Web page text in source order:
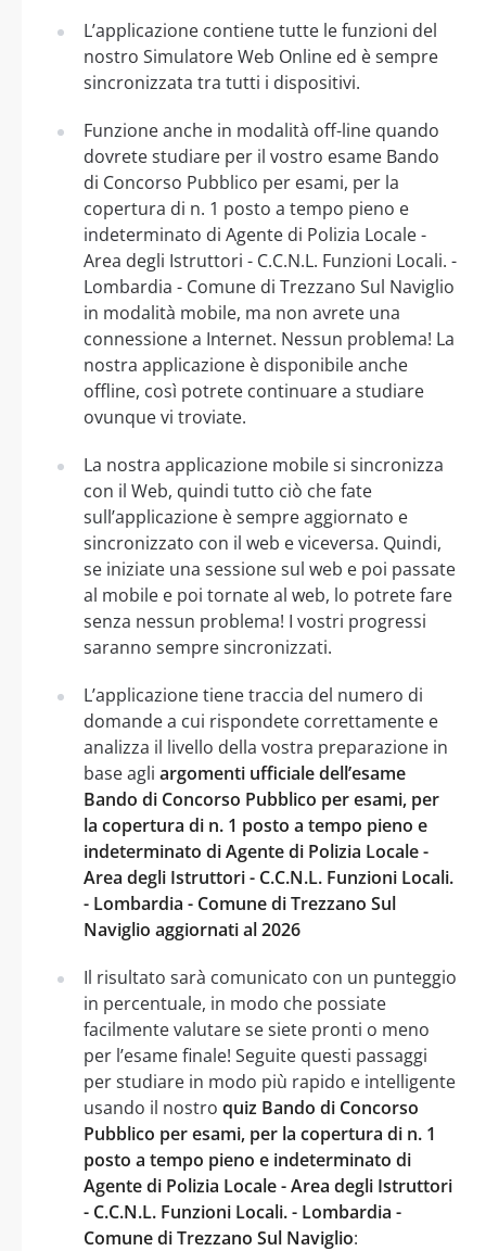
L’applicazione contiene tutte le funzioni del
nostro Simulatore Web Online ed è sempre
sincronizzata tra tutti i dispositivi.
Funzione anche in modalità off-line quando
dovrete studiare per il vostro esame Bando
di Concorso Pubblico per esami, per la
copertura di n. 1 posto a tempo pieno e
indeterminato di Agente di Polizia Locale -
Area degli Istruttori - C.C.N.L. Funzioni Locali. -
Lombardia - Comune di Trezzano Sul Naviglio
in modalità mobile, ma non avrete una
connessione a Internet. Nessun problema! La
nostra applicazione è disponibile anche
offline, così potrete continuare a studiare
ovunque vi troviate.
La nostra applicazione mobile si sincronizza
con il Web, quindi tutto ciò che fate
sull’applicazione è sempre aggiornato e
sincronizzato con il web e viceversa. Quindi,
se iniziate una sessione sul web e poi passate
al mobile e poi tornate al web, lo potrete fare
senza nessun problema! I vostri progressi
saranno sempre sincronizzati.
L’applicazione tiene traccia del numero di
domande a cui rispondete correttamente e
analizza il livello della vostra preparazione in
base agli argomenti ufficiale dell’esame
Bando di Concorso Pubblico per esami, per
la copertura di n. 1 posto a tempo pieno e
indeterminato di Agente di Polizia Locale -
Area degli Istruttori - C.C.N.L. Funzioni Locali.
- Lombardia - Comune di Trezzano Sul
Naviglio aggiornati al 2026
Il risultato sarà comunicato con un punteggio
in percentuale, in modo che possiate
facilmente valutare se siete pronti o meno
per l’esame finale! Seguite questi passaggi
per studiare in modo più rapido e intelligente
usando il nostro quiz Bando di Concorso
Pubblico per esami, per la copertura di n. 1
posto a tempo pieno e indeterminato di
Agente di Polizia Locale - Area degli Istruttori
- C.C.N.L. Funzioni Locali. - Lombardia -
Comune di Trezzano Sul Naviglio: